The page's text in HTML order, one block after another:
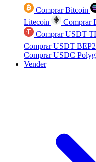
Comprar Bitcoin
Litecoin
Comprar
Comprar USDT
Comprar USDT
Comprar USDC
Vender